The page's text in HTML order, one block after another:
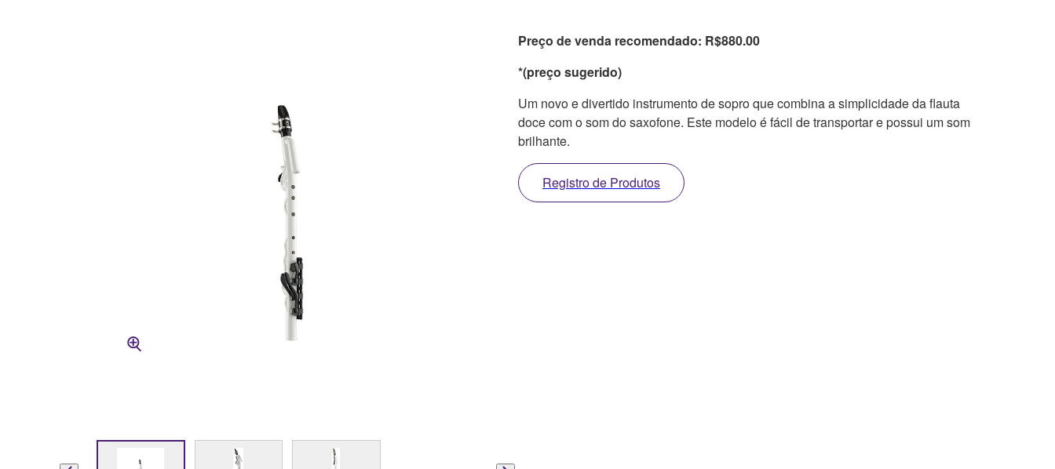
Preço de venda recomendado: R$880.00
*(preço sugerido)
Um novo e divertido instrumento de sopro que combina a simplicidade da flauta
doce com o som do saxofone. Este modelo é fácil de transportar e possui um som
brilhante.
Registro de Produtos